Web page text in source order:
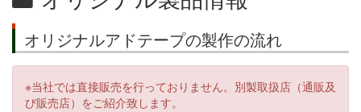
オリジナルアドテープの製作の流れ
※当社では直接販売を行っておりません。別製取扱店（通販及
び販売店）をご紹介致します。